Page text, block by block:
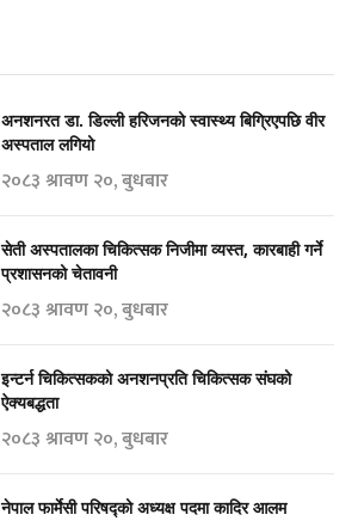
अनशनरत डा. डिल्ली हरिजनको स्वास्थ्य बिग्रिएपछि वीर
अस्पताल लगियो
२०८३ श्रावण २०, बुधबार
सेती अस्पतालका चिकित्सक निजीमा व्यस्त, कारबाही गर्ने
प्रशासनको चेतावनी
२०८३ श्रावण २०, बुधबार
इन्टर्न चिकित्सकको अनशनप्रति चिकित्सक संघको
ऐक्यबद्धता
२०८३ श्रावण २०, बुधबार
नेपाल फार्मेसी परिषद्को अध्यक्ष पदमा कादिर आलम